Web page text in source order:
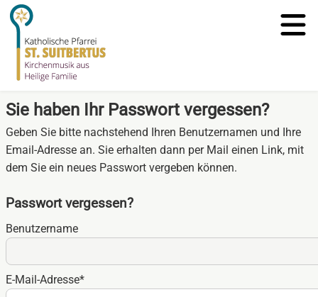
Sie haben Ihr Passwort vergessen?
Geben Sie bitte nachstehend Ihren Benutzernamen und Ihre
Email-Adresse an. Sie erhalten dann per Mail einen Link, mit
dem Sie ein neues Passwort vergeben können.
Passwort vergessen?
Benutzername
Pflichtfeld
E-Mail-Adresse*